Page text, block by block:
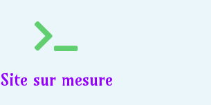
Site sur mesure